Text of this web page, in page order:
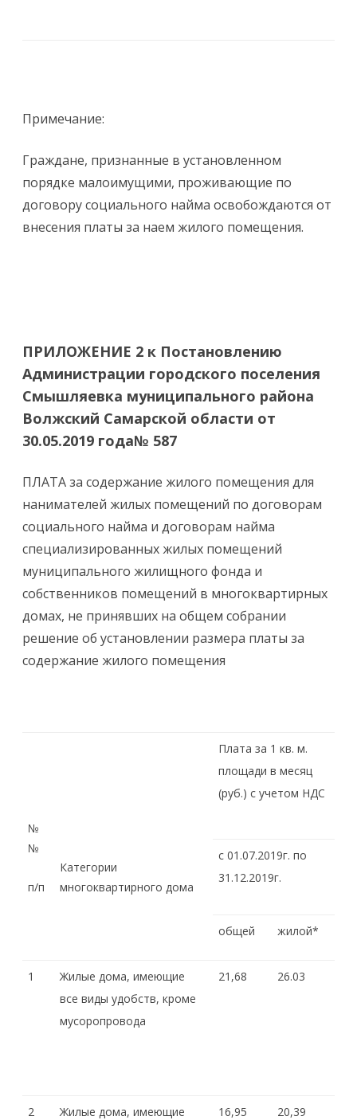
Примечание:
Граждане, признанные в установленном
порядке малоимущими, проживающие по
договору социального найма освобождаются от
внесения платы за наем жилого помещения.
ПРИЛОЖЕНИЕ 2 к Постановлению
Администрации городского поселения
Смышляевка муниципального района
Волжский Самарской области от
30.05.2019 года№ 587
ПЛАТА за содержание жилого помещения для
нанимателей жилых помещений по договорам
социального найма и договорам найма
специализированных жилых помещений
муниципального жилищного фонда и
собственников помещений в многоквартирных
домах, не принявших на общем собрании
решение об установлении размера платы за
содержание жилого помещения
№
№
п/п
Категории
многоквартирного дома
Плата за 1 кв. м.
площади в месяц
(руб.) с учетом НДС
с 01.07.2019г. по
31.12.2019г.
общей жилой*
1
Жилые дома, имеющие
все виды удобств, кроме
мусоропровода
21,68 26.03
2
Жилые дома, имеющие
16,95 20,39